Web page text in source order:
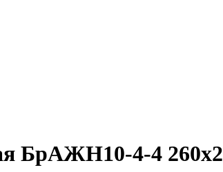
БрАЖН10-4-4